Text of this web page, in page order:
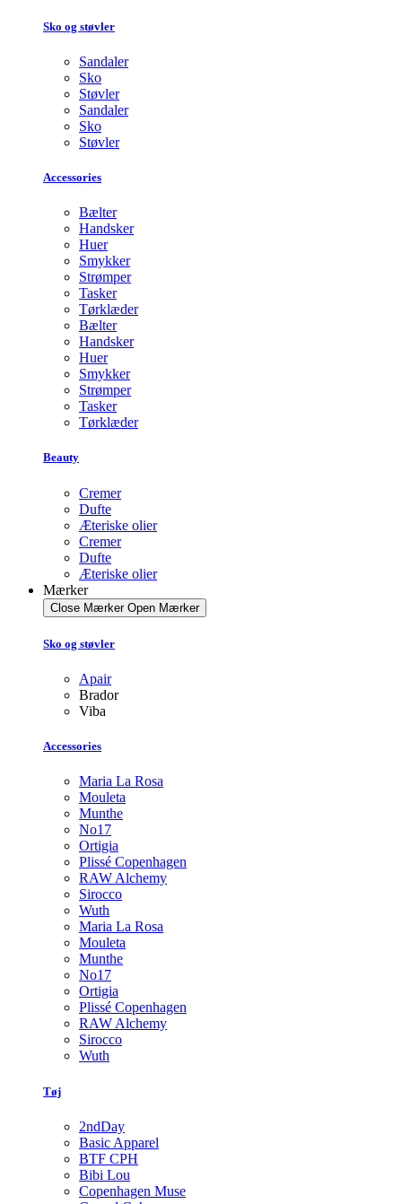
Sko og støvler
Sandaler
Sko
Støvler
Sandaler
Sko
Støvler
Accessories
Bælter
Handsker
Huer
Smykker
Strømper
Tasker
Tørklæder
Bælter
Handsker
Huer
Smykker
Strømper
Tasker
Tørklæder
Beauty
Cremer
Dufte
Æteriske olier
Cremer
Dufte
Æteriske olier
Mærker
Close Mærker Open Mærker
Sko og støvler
Apair
Brador
Viba
Accessories
Maria La Rosa
Mouleta
Munthe
No17
Ortigia
Plissé Copenhagen
RAW Alchemy
Sirocco
Wuth
Maria La Rosa
Mouleta
Munthe
No17
Ortigia
Plissé Copenhagen
RAW Alchemy
Sirocco
Wuth
Tøj
2ndDay
Basic Apparel
BTF CPH
Bibi Lou
Copenhagen Muse